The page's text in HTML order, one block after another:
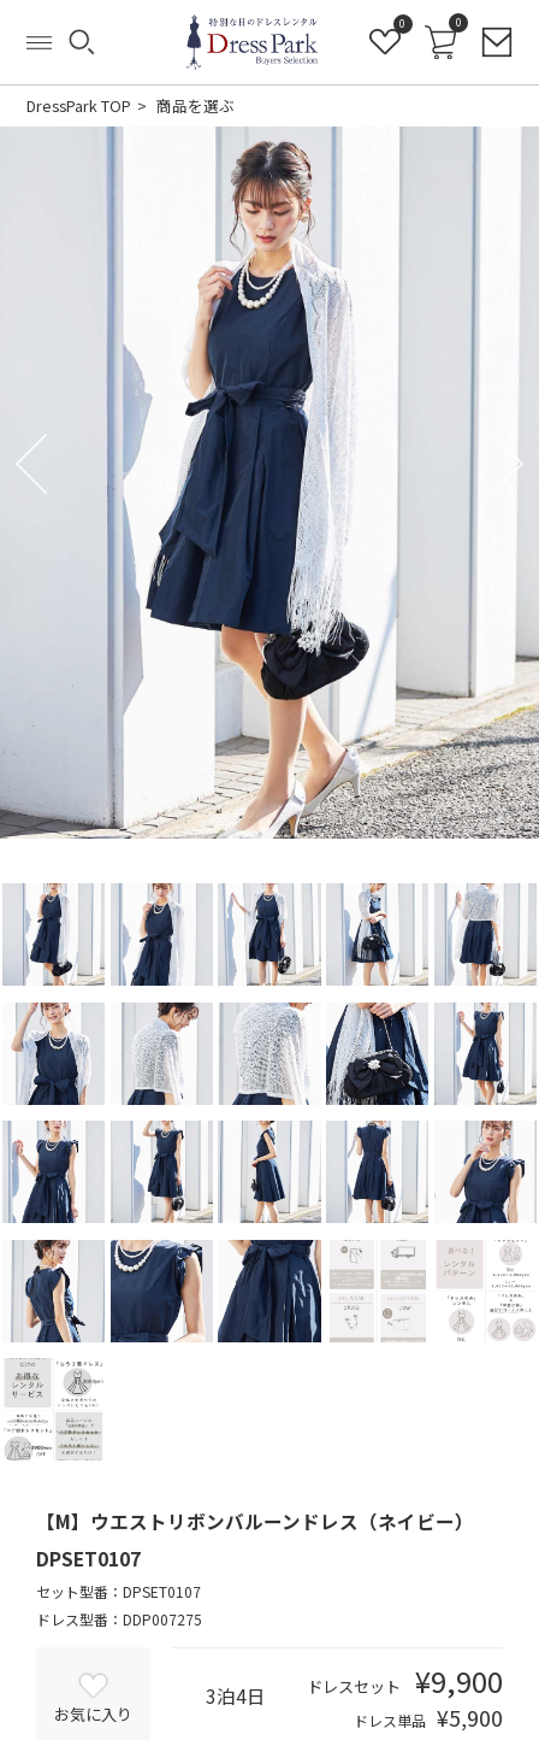
0 0
DressPark TOP 商品を選ぶ
【M】ウエストリボンバルーンドレス（ネイビー）
DPSET0107
セット型番：DPSET0107
ドレス型番：DDP007275
お気に入り
3泊4日 ドレスセット ¥9,900
ドレス単品 ¥5,900